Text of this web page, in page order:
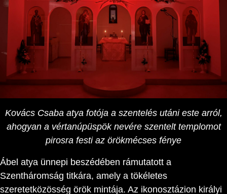
Kovács Csaba atya fotója a szentelés utáni este arról,
ahogyan a vértanúpüspök nevére szentelt templomot
pirosra festi az örökmécses fénye
Ábel atya ünnepi beszédében rámutatott a
Szentháromság titkára, amely a tökéletes
szeretetközösség örök mintája. Az ikonosztázion királyi